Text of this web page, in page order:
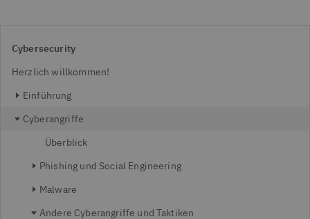
Cybersecurity
Herzlich willkommen!
Einführung
Cyberangriffe
Überblick
Phishing und Social Engineering
Malware
Andere Cyberangriffe und Taktiken